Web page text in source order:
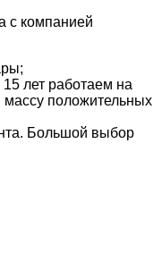
с компанией
лет работаем на
положительных
Большой выбор